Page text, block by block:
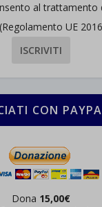
al trattamento
UE
CON
Dona 15,00€